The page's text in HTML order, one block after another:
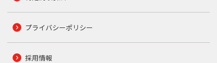
プライバシーポリシー
採用情報